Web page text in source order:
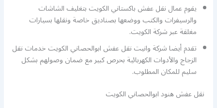
يقوم عمال نقل عفش باكستاني الكويت بتغليف الشاشات
والرسيفرات والكتب ووضعها بصناديق خاصة ونقلها بسيارات
مغلقة عبر شركة الكويت.
تقدم أيضا شركة وانيت نقل عفش ابوالحصاني الكويت خدمات نقل
الزجاج والأدوات الكهربائية بحرص كبير مع ضمان وصولهم بشكل
سليم للمكان المطلوب.
نقل عفش هنود ابوالحصاني الكويت